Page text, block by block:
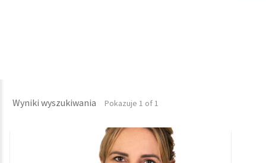
Wyniki wyszukiwania Pokazuje 1 of 1